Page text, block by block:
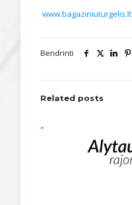
www.bagaziniuturgelis.lt
Bendrinti
Related posts